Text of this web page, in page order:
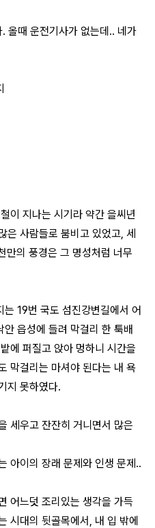
올때 운전기사가 없는데.. 네가
이 지나는 시기라 약간 을씨년
은 사람들로 붐비고 있었고, 세
만의 풍경은 그 명성처럼 너무
19번 국도 섬진강변길에서 어
읍성에 들려 막걸리 한 툭배
에 퍼질고 앉아 멍하니 시간을
막걸리는 마셔야 된다는 내 욕
지 못하였다.
세우고 잔잔히 거니면서 많은
아이의 장래 문제와 인생 문제..
어느덧 조리있는 생각을 가득
시대의 뒷골목에서, 내 입 밖에